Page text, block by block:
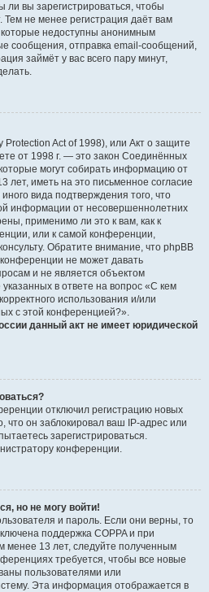
вы зарегистрироваться, чтобы
не менее регистрация даёт вам
недоступны анонимным
сообщения, отправка email-сообщений,
займёт у вас всего пару минут,
Protection Act of 1998), или Акт о защите
от 1998 г. — это закон Соединённых
могут собирать информацию от
иметь на это письменное согласие
вида подтверждения того, что
информации от несовершеннолетних
применимо ли это к вам, как к
или к самой конференции,
Обратите внимание, что phpBB
не может давать
и не является объектом
в ответе на вопрос «С кем
использования и/или
с этой конференцией?».
данный акт не имеет юридической
отключил регистрацию новых
что он заблокировал ваш IP-адрес или
зарегистрироваться.
конференции.
но не могу войти!
и пароль. Если они верны, то
поддержка COPPA и при
менее 13 лет, следуйте полученным
требуется, чтобы все новые
пользователями или
Эта информация отображается в